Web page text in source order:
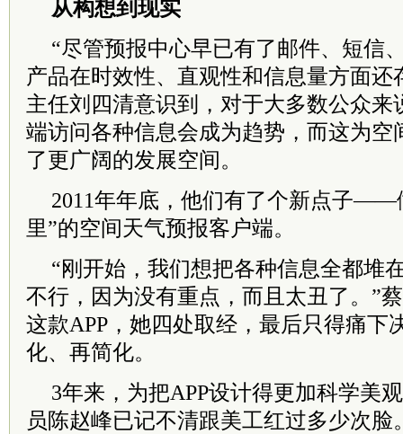
从构想到现实
“尽管预报中心早已有了邮件、短信
产品在时效性、直观性和信息量方面还
主任刘四清意识到，对于大多数公众来
端访问各种信息会成为趋势，而这为空
了更广阔的发展空间。
2011年年底，他们有了个新点子——
里”的空间天气预报客户端。
“刚开始，我们想把各种信息全都堆
不行，因为没有重点，而且太丑了。”
这款APP，她四处取经，最后只得痛
化、再简化。
3年来，为把APP设计得更加科学美
员陈赵峰已记不清跟美工红过多少次脸